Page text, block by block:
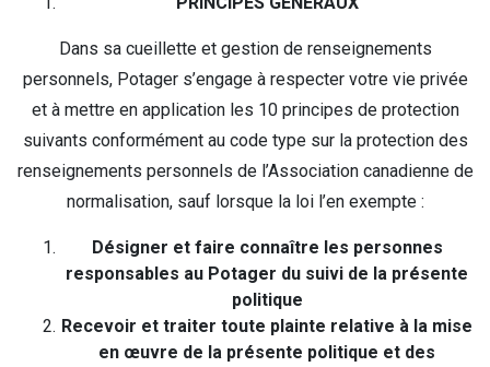
Dans sa cueillette et gestion de renseignements
personnels, Potager s’engage à respecter votre vie privée
et à mettre en application les 10 principes de protection
suivants conformément au code type sur la protection des
renseignements personnels de l’Association canadienne de
normalisation, sauf lorsque la loi l’en exempte :
Désigner et faire connaître les personnes
responsables au Potager du suivi de la présente
politique
Recevoir et traiter toute plainte relative à la mise
en œuvre de la présente politique et des